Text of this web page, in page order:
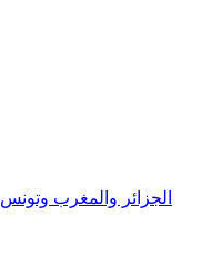
/ الجزائر والمغرب وتونس